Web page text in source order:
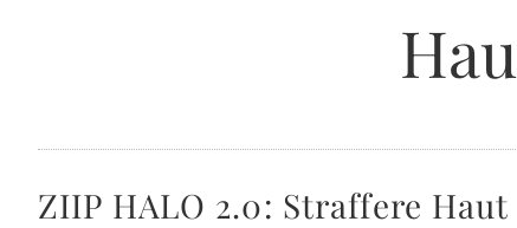
ZIIP HALO 2.0: Straffere